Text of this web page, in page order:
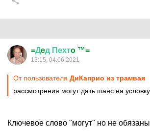
=Дeд Пехтo ™=
13:15, 04.06.2021
От пользователя ДиКаприо из трамвая
рассмотрения могут дать шанс на условку
Ключевое слово "могут" но не